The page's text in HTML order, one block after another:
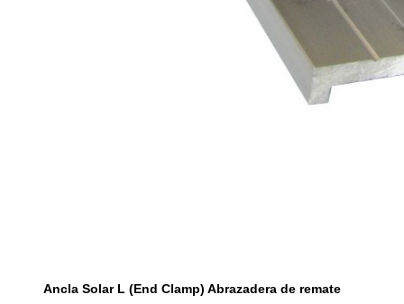
Ancla Solar L (End Clamp) Abrazadera de remate